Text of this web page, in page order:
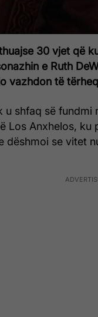
30 vjet që
e Ruth
vazhdon të
u shfaq së fundmi
Los Anxhelos,
dëshmoi se vitet